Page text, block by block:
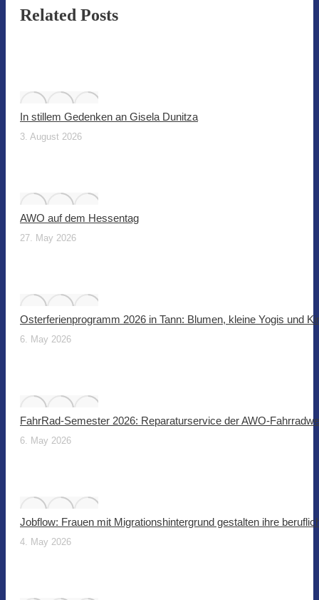
Related Posts
In stillem Gedenken an Gisela Dunitza
3. August 2026
AWO auf dem Hessentag
27. May 2026
Osterferienprogramm 2026 in Tann: Blumen, kleine Yogis und
6. May 2026
FahrRad-Semester 2026: Reparaturservice der AWO-
6. May 2026
Jobflow: Frauen mit Migrationshintergrund gestalten ihre
4. May 2026